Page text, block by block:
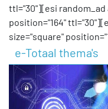
ttl="30"][esi random_ad
position="164"
size="square"
e-Totaal thema's